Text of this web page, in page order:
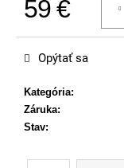
59 €
Jednotková cena:
Kategória:
Záruka:
Stav:
Opýtať sa
e
ATOMIC
REDSTER
J2(SPORT
EDITION)
79